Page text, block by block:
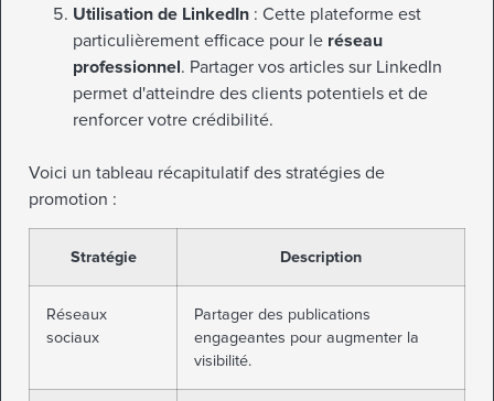
Utilisation de LinkedIn : Cette plateforme est
particulièrement efficace pour le réseau
professionnel. Partager vos articles sur LinkedIn
permet d'atteindre des clients potentiels et de
renforcer votre crédibilité.
Voici un tableau récapitulatif des stratégies de
promotion :
Stratégie Description
Réseaux
sociaux
Partager des publications
engageantes pour augmenter la
visibilité.